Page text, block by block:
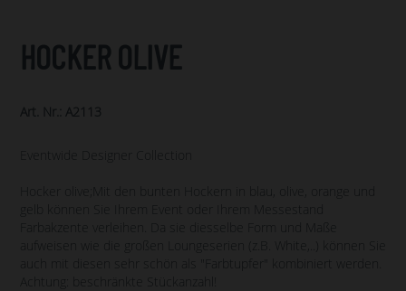
HOCKER OLIVE
Art. Nr.: A2113
Eventwide Designer Collection
Hocker olive;Mit den bunten Hockern in blau, olive, orange und
gelb können Sie Ihrem Event oder Ihrem Messestand
Farbakzente verleihen. Da sie diesselbe Form und Maße
aufweisen wie die großen Loungeserien (z.B. White,..) können Sie
auch mit diesen sehr schön als "Farbtupfer" kombiniert werden.
Achtung: beschränkte Stückanzahl!